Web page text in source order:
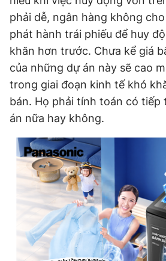
phải dễ, ngân hàng không
phát hành trái phiếu để huy
khăn hơn trước. Chưa kể giá
của những dự án này sẽ cao
trong giai đoạn kinh tế khó
bán. Họ phải tính toán có tiếp
án nữa hay không.